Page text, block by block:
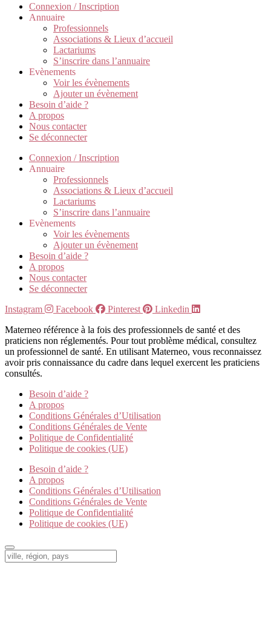
Connexion / Inscription
Annuaire
Professionnels
Associations & Lieux d’accueil
Lactariums
S’inscrire dans l’annuaire
Evènements
Voir les évènements
Ajouter un évènement
Besoin d’aide ?
A propos
Nous contacter
Se déconnecter
Connexion / Inscription
Annuaire
Professionnels
Associations & Lieux d’accueil
Lactariums
S’inscrire dans l’annuaire
Evènements
Voir les évènements
Ajouter un évènement
Besoin d’aide ?
A propos
Nous contacter
Se déconnecter
Instagram
Facebook Pinterest
Linkedin
Materneo référence à la fois des professionnels de santé et des
praticiens non réglementés. Pour tout problème médical, consultez
un professionnel de santé. En utilisant Materneo, vous reconnaissez
avoir pris connaissance du cadre dans lequel exercent les praticiens
consultés.
Besoin d’aide ?
A propos
Conditions Générales d’Utilisation
Conditions Générales de Vente
Politique de Confidentialité
Politique de cookies (UE)
Besoin d’aide ?
A propos
Conditions Générales d’Utilisation
Conditions Générales de Vente
Politique de Confidentialité
Politique de cookies (UE)